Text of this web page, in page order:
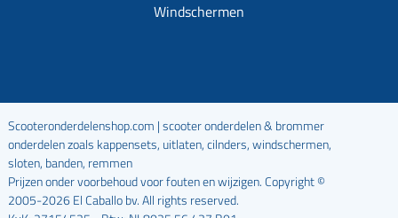
Windschermen
Scooteronderdelenshop.com | scooter onderdelen & brommer
onderdelen zoals kappensets, uitlaten, cilnders, windschermen,
sloten, banden, remmen
Prijzen onder voorbehoud voor fouten en wijzigen. Copyright ©
2005-2026 El Caballo bv. All rights reserved.